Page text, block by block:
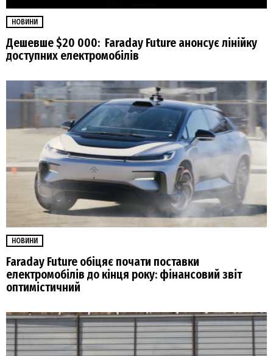
НОВИНИ
Дешевше $20 000: Faraday Future анонсує лінійку
доступних електромобілів
НОВИНИ
Faraday Future обіцяє почати поставки
електромобілів до кінця року: фінансовий звіт
оптимістичний